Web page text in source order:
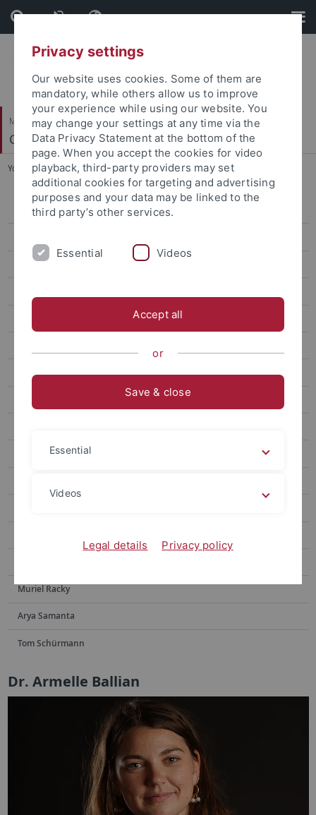
Skip
to
content
Skip
to
footer
Mathematisch-Naturwissenschaftliche Fakultät
Geo- und Umweltnaturwissenschaften
You are here: Startseite ... Armelle Ballian
Kira Rehfeld
Armelle Ballian
Sebastian N. Höpker
Valdir F. Novello
Muriel Racky
Arya Samanta
Tom Schürmann
Dr. Armelle Ballian
Privacy settings
Our website uses cookies. Some of them are
mandatory, while others allow us to improve
your experience while using our website. You
may change your settings at any time via the
Data Privacy Statement at the bottom of the
page. When you accept the cookies for video
playback, third-party providers may set
additional cookies for targeting and advertising
purposes and your data may be linked to the
third party’s other services.
Essential Videos
Accept all
or
Save & close
Essential
Videos
Legal details Privacy policy